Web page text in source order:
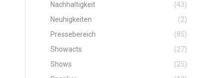
Nachhaltigkeit
(43)
Neuhigkeiten
(2)
Pressebereich
(85)
Showacts
(27)
Shows
(25)